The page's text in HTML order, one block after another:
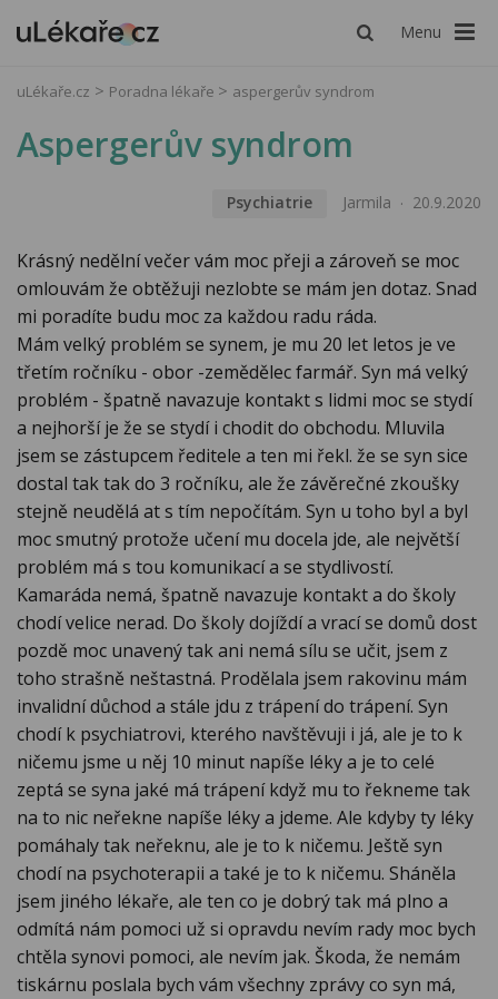
Menu
uLékaře.cz Poradna lékaře aspergerův syndrom
Aspergerův syndrom
Psychiatrie Jarmila 20.9.2020
Krásný nedělní večer vám moc přeji a zároveň se moc
omlouvám že obtěžuji nezlobte se mám jen dotaz. Snad
mi poradíte budu moc za každou radu ráda.
Mám velký problém se synem, je mu 20 let letos je ve
třetím ročníku - obor -zemědělec farmář. Syn má velký
problém - špatně navazuje kontakt s lidmi moc se stydí
a nejhorší je že se stydí i chodit do obchodu. Mluvila
jsem se zástupcem ředitele a ten mi řekl. že se syn sice
dostal tak tak do 3 ročníku, ale že závěrečné zkoušky
stejně neudělá at s tím nepočítám. Syn u toho byl a byl
moc smutný protože učení mu docela jde, ale největší
problém má s tou komunikací a se stydlivostí.
Kamaráda nemá, špatně navazuje kontakt a do školy
chodí velice nerad. Do školy dojíždí a vrací se domů dost
pozdě moc unavený tak ani nemá sílu se učit, jsem z
toho strašně neštastná. Prodělala jsem rakovinu mám
invalidní důchod a stále jdu z trápení do trápení. Syn
chodí k psychiatrovi, kterého navštěvuji i já, ale je to k
ničemu jsme u něj 10 minut napíše léky a je to celé
zeptá se syna jaké má trápení když mu to řekneme tak
na to nic neřekne napíše léky a jdeme. Ale kdyby ty léky
pomáhaly tak neřeknu, ale je to k ničemu. Ještě syn
chodí na psychoterapii a také je to k ničemu. Sháněla
jsem jiného lékaře, ale ten co je dobrý tak má plno a
odmítá nám pomoci už si opravdu nevím rady moc bych
chtěla synovi pomoci, ale nevím jak. Škoda, že nemám
tiskárnu poslala bych vám všechny zprávy co syn má,